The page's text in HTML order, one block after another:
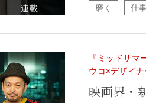
連載 磨く 仕
『ミッドサマ
ウコ×デザイ
映画界・